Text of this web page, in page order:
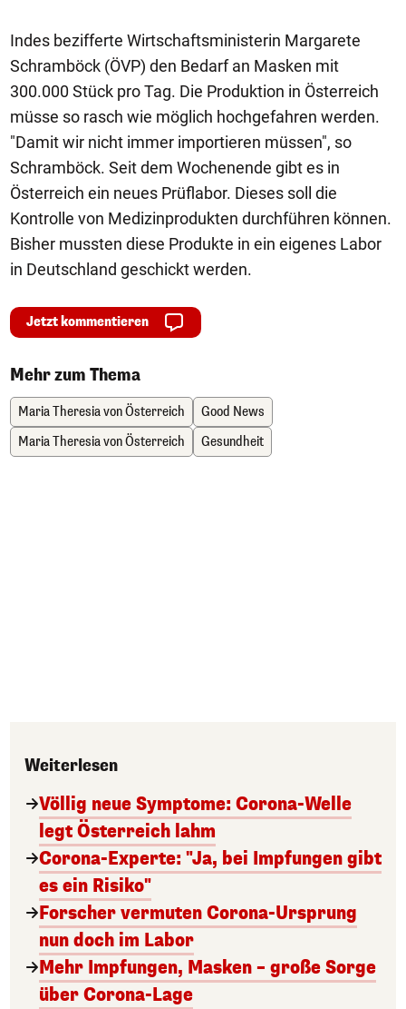
Indes bezifferte Wirtschaftsministerin Margarete
Schramböck (ÖVP) den Bedarf an Masken mit
300.000 Stück pro Tag. Die Produktion in Österreich
müsse so rasch wie möglich hochgefahren werden.
"Damit wir nicht immer importieren müssen", so
Schramböck. Seit dem Wochenende gibt es in
Österreich ein neues Prüflabor. Dieses soll die
Kontrolle von Medizinprodukten durchführen können.
Bisher mussten diese Produkte in ein eigenes Labor
in Deutschland geschickt werden.
Jetzt kommentieren
Mehr zum Thema
Maria Theresia von Österreich
Good News
Maria Theresia von Österreich
Gesundheit
Weiterlesen
Völlig neue Symptome: Corona-Welle
legt Österreich lahm
Corona-Experte: "Ja, bei Impfungen gibt
es ein Risiko"
Forscher vermuten Corona-Ursprung
nun doch im Labor
Mehr Impfungen, Masken – große Sorge
über Corona-Lage